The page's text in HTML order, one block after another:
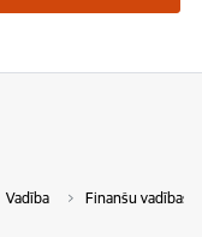
Vadība Finanšu vadības